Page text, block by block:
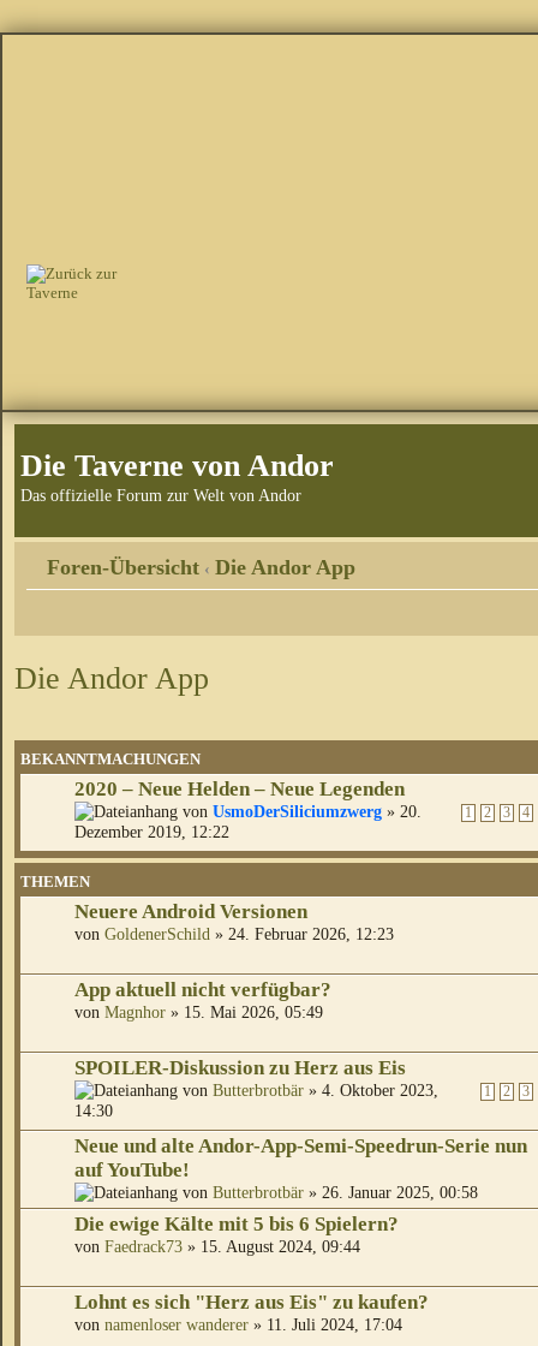
Die Taverne von Andor
Das offizielle Forum zur Welt von Andor
Foren-Übersicht ‹ Die Andor App
Die Andor App
BEKANNTMACHUNGEN
2020 – Neue Helden – Neue Legenden
1 2 3 4
von UsmoDerSiliciumzwerg » 20.
Dezember 2019, 12:22
THEMEN
Neuere Android Versionen
von GoldenerSchild » 24. Februar 2026, 12:23
App aktuell nicht verfügbar?
von Magnhor » 15. Mai 2026, 05:49
SPOILER-Diskussion zu Herz aus Eis
1 2 3
von Butterbrotbär » 4. Oktober 2023,
14:30
Neue und alte Andor-App-Semi-Speedrun-Serie nun
auf YouTube!
von Butterbrotbär » 26. Januar 2025, 00:58
Die ewige Kälte mit 5 bis 6 Spielern?
von Faedrack73 » 15. August 2024, 09:44
Lohnt es sich "Herz aus Eis" zu kaufen?
von namenloser wanderer » 11. Juli 2024, 17:04